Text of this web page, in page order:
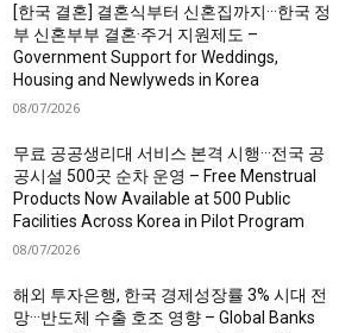
[한국 결혼] 결혼식부터 신혼집까지···한국 정
부 신혼부부 결혼·주거 지원제도 –
Government Support for Weddings,
Housing and Newlyweds in Korea
08/07/2026
무료 공공생리대 서비스 본격 시행···전국 공
공시설 500곳 순차 운영 – Free Menstrual
Products Now Available at 500 Public
Facilities Across Korea in Pilot Program
08/07/2026
해외 투자은행, 한국 경제성장률 3% 시대 전
망···반도체 수출 호조 영향 – Global Banks